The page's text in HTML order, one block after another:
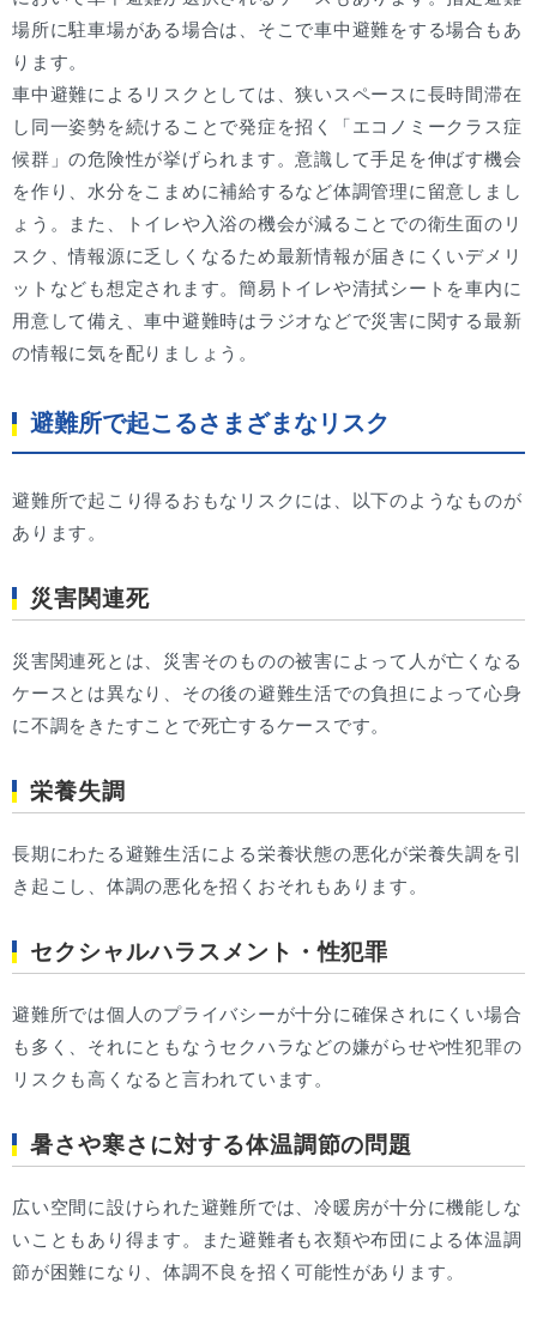
場所に駐車場がある場合は、そこで車中避難をする場合もあ
ります。
車中避難によるリスクとしては、狭いスペースに長時間滞在
し同一姿勢を続けることで発症を招く「エコノミークラス症
候群」の危険性が挙げられます。意識して手足を伸ばす機会
を作り、水分をこまめに補給するなど体調管理に留意しまし
ょう。また、トイレや入浴の機会が減ることでの衛生面のリ
スク、情報源に乏しくなるため最新情報が届きにくいデメリ
ットなども想定されます。簡易トイレや清拭シートを車内に
用意して備え、車中避難時はラジオなどで災害に関する最新
の情報に気を配りましょう。
避難所で起こるさまざまなリスク
避難所で起こり得るおもなリスクには、以下のようなものが
あります。
災害関連死
災害関連死とは、災害そのものの被害によって人が亡くなる
ケースとは異なり、その後の避難生活での負担によって心身
に不調をきたすことで死亡するケースです。
栄養失調
長期にわたる避難生活による栄養状態の悪化が栄養失調を引
き起こし、体調の悪化を招くおそれもあります。
セクシャルハラスメント・性犯罪
避難所では個人のプライバシーが十分に確保されにくい場合
も多く、それにともなうセクハラなどの嫌がらせや性犯罪の
リスクも高くなると言われています。
暑さや寒さに対する体温調節の問題
広い空間に設けられた避難所では、冷暖房が十分に機能しな
いこともあり得ます。また避難者も衣類や布団による体温調
節が困難になり、体調不良を招く可能性があります。